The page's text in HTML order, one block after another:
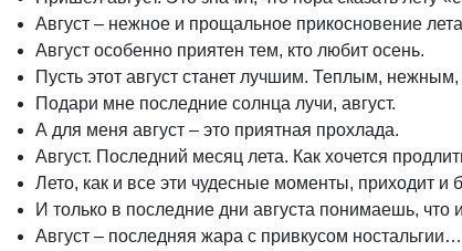
Август – нежное и прощальное прикосновение
Август особенно приятен тем, кто любит осень.
Пусть этот август станет лучшим. Теплым,
Подари мне последние солнца лучи, август.
А для меня август – это приятная прохлада.
Август. Последний месяц лета. Как хочется
Лето, как и все эти чудесные моменты, приходит и
И только в последние дни августа понимаешь,
Август – последняя жара с привкусом ностальгии…